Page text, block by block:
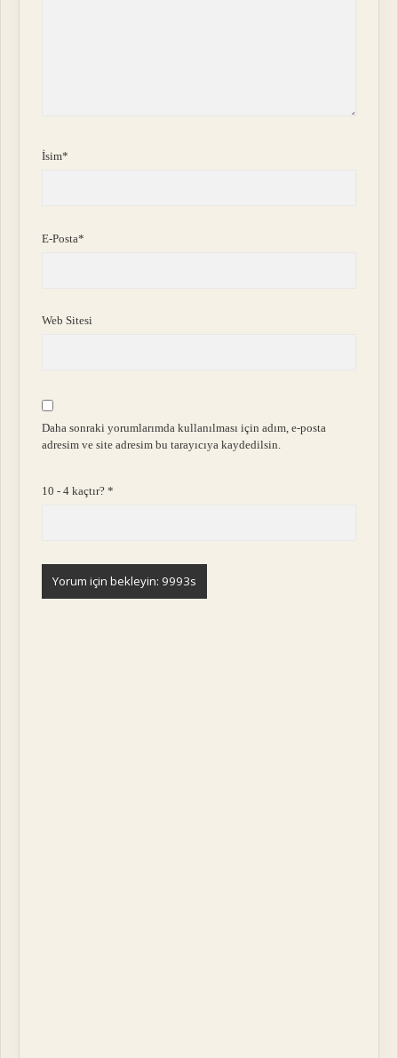
İsim*
E-Posta*
Web Sitesi
Daha sonraki yorumlarımda kullanılması için adım, e-posta
adresim ve site adresim bu tarayıcıya kaydedilsin.
10 - 4 kaçtır?*